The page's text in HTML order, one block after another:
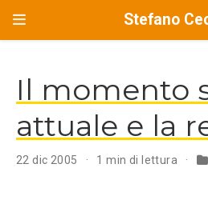
Stefano
Il momento
attuale e la
22 dic 2005 1 min di lettura